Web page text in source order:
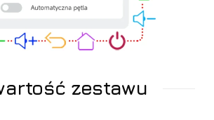
zestawu